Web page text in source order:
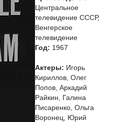
Центральное
телевидение СССР,
Венгерское
телевидение
Год: 1967
Актеры: Игорь
Кириллов, Олег
Попов, Аркадий
Райкин, Галина
Писаренко, Ольга
Воронец, Юрий